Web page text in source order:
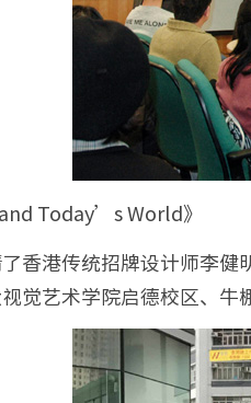
Today’s World》
香港传统招牌设计师李
觉艺术学院启德校区、